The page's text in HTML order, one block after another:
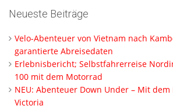
Neueste Beiträge
Velo-Abenteuer von Vietnam nach
garantierte Abreisedaten
Erlebnisbericht; Selbstfahrerreise
100 mit dem Motorrad
NEU: Abenteuer Down Under – Mit
Victoria